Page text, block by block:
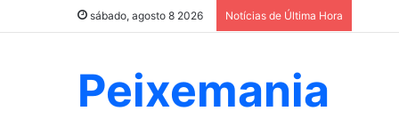
sábado, agosto 8 2026 Notícias de Última Hora
Peixemania